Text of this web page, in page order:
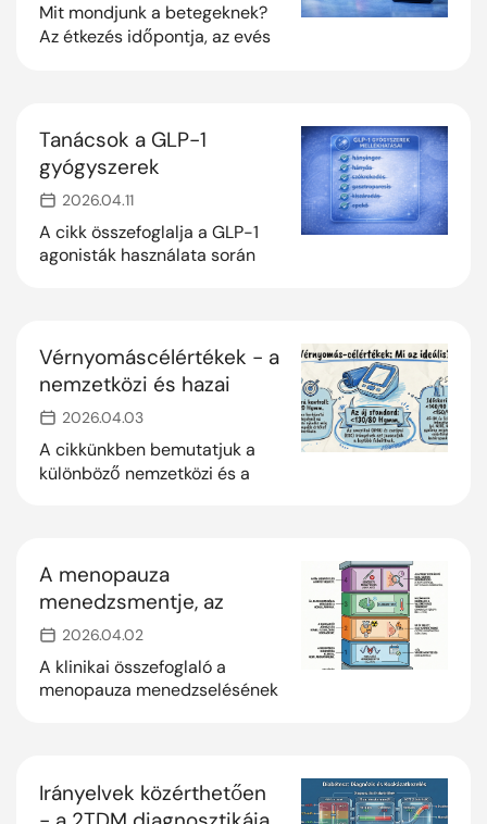
Mit mondjunk a betegeknek?
Az étkezés időpontja, az evés
kalóriát hasznosítunk belőle.
Tanácsok a GLP-1
gyógyszerek
mellékhatásainak
kezeléséhez
2026.04.11
A cikk összefoglalja a GLP-1
agonisták használata során
megoldásait.
Vérnyomáscélértékek - a
nemzetközi és hazai
ajánlások
összehasonlítása
2026.04.03
A cikkünkben bemutatjuk a
különböző nemzetközi és a
A menopauza
menedzsmentje, az
emlőrák kockázati
tényezői és az onkológiai
szemléletváltás
2026.04.02
A klinikai összefoglaló a
menopauza menedzselésének
hormonpótló terápia egyénre
szabott időzítésére, az
Irányelvek közérthetően